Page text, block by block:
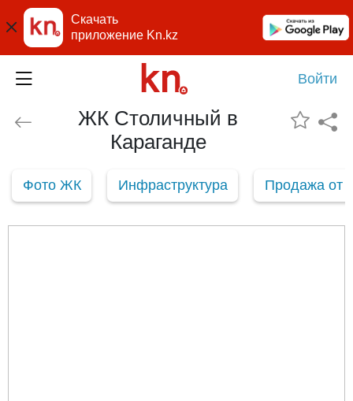
Скачать
приложение Kn.kz
Войти
ЖК Столичный в
Караганде
Фото ЖК Инфраструктура Продажа от